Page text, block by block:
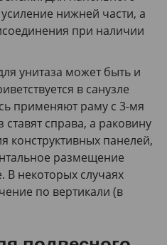
нижней части, а
при наличии
унитаза может быть и
в санузле
применяют раму с 3-мя
ставят справа, а раковину
конструктивных панелей,
размещение
В некоторых случаях
по вертикали (в